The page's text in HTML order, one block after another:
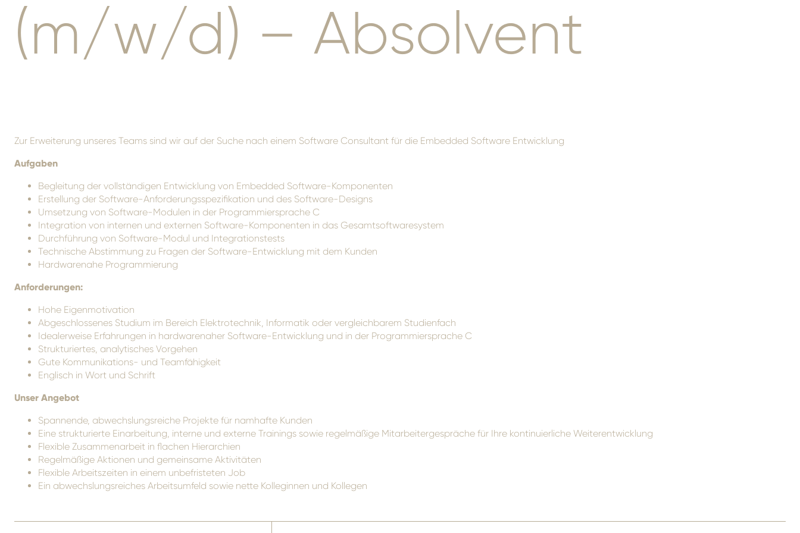
(m/w/d) – Absolvent
Zur Erweiterung unseres Teams sind wir auf der Suche nach einem Software Consultant für die Embedded Software Entwicklung
Aufgaben
Begleitung der vollständigen Entwicklung von Embedded Software-Komponenten
Erstellung der Software-Anforderungsspezifikation und des Software-Designs
Umsetzung von Software-Modulen in der Programmiersprache C
Integration von internen und externen Software-Komponenten in das Gesamtsoftwaresystem
Durchführung von Software-Modul und Integrationstests
Technische Abstimmung zu Fragen der Software-Entwicklung mit dem Kunden
Hardwarenahe Programmierung
Anforderungen:
Hohe Eigenmotivation
Abgeschlossenes Studium im Bereich Elektrotechnik, Informatik oder vergleichbarem Studienfach
Idealerweise Erfahrungen in hardwarenaher Software-Entwicklung und in der Programmiersprache C
Strukturiertes, analytisches Vorgehen
Gute Kommunikations- und Teamfähigkeit
Englisch in Wort und Schrift
Unser Angebot
Spannende, abwechslungsreiche Projekte für namhafte Kunden
Eine strukturierte Einarbeitung, interne und externe Trainings sowie regelmäßige Mitarbeitergespräche für Ihre kontinuierliche Weiterentwicklung
Flexible Zusammenarbeit in flachen Hierarchien
Regelmäßige Aktionen und gemeinsame Aktivitäten
Flexible Arbeitszeiten in einem unbefristeten Job
Ein abwechslungsreiches Arbeitsumfeld sowie nette Kolleginnen und Kollegen